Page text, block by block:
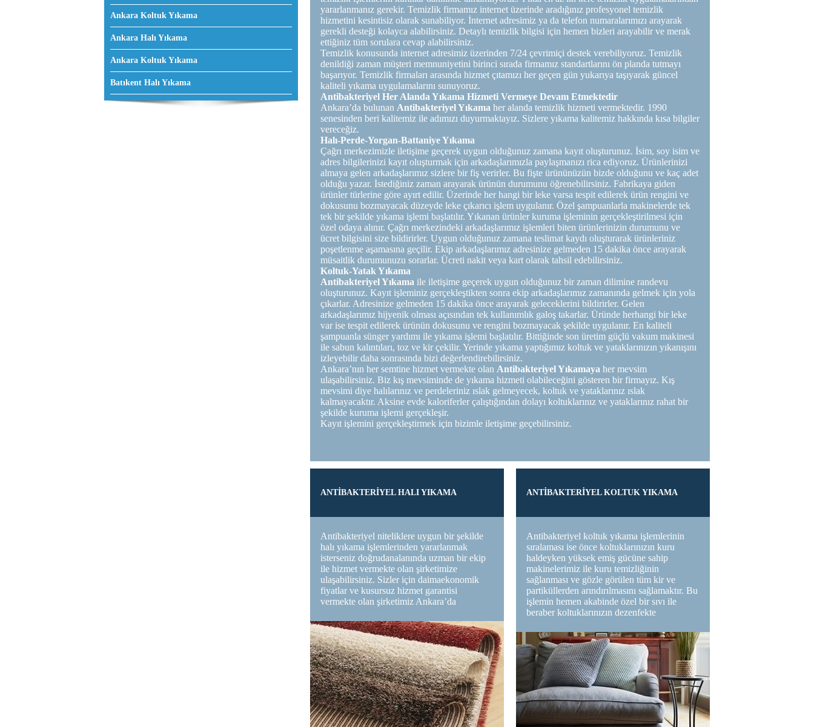
yararlanmanız gerekir. Temizlik firmamız internet üzerinde aradığınız profesyonel temizlik
hizmetini kesintisiz olarak sunabiliyor. İnternet adresimiz ya da telefon numaralarımızı arayarak
gerekli desteği kolayca alabilirsiniz. Detaylı temizlik bilgisi için hemen bizleri arayabilir ve merak
ettiğiniz tüm sorulara cevap alabilirsiniz.
Temizlik konusunda internet adresimiz üzerinden 7/24 çevrimiçi destek verebiliyoruz. Temizlik
denildiği zaman müşteri memnuniyetini birinci sırada firmamız standartlarını ön planda tutmayı
başarıyor. Temizlik firmaları arasında hizmet çıtamızı her geçen gün yukarıya taşıyarak güncel
kaliteli yıkama uygulamalarını sunuyoruz.
Antibakteriyel Her Alanda Yıkama Hizmeti Vermeye Devam Etmektedir
Ankara’da bulunan Antibakteriyel Yıkama her alanda temizlik hizmeti vermektedir. 1990
senesinden beri kalitemiz ile adımızı duyurmaktayız. Sizlere yıkama kalitemiz hakkında kısa bilgiler
vereceğiz.
Halı-Perde-Yorgan-Battaniye Yıkama
Çağrı merkezimizle iletişime geçerek uygun olduğunuz zamana kayıt oluşturunuz. İsim, soy isim ve
adres bilgilerinizi kayıt oluşturmak için arkadaşlarımızla paylaşmanızı rica ediyoruz. Ürünlerinizi
almaya gelen arkadaşlarımız sizlere bir fiş verirler. Bu fişte ürününüzün bizde olduğunu ve kaç adet
olduğu yazar. İstediğiniz zaman arayarak ürünün durumunu öğrenebilirsiniz. Fabrikaya giden
ürünler türlerine göre ayırt edilir. Üzerinde her hangi bir leke varsa tespit edilerek ürün rengini ve
dokusunu bozmayacak düzeyde leke çıkarıcı işlem uygulanır. Özel şampuanlarla makinelerde tek
tek bir şekilde yıkama işlemi başlatılır. Yıkanan ürünler kuruma işleminin gerçekleştirilmesi için
özel odaya alınır. Çağrı merkezindeki arkadaşlarımız işlemleri biten ürünlerinizin durumunu ve
ücret bilgisini size bildirirler. Uygun olduğunuz zamana teslimat kaydı oluşturarak ürünleriniz
poşetlenme aşamasına geçilir. Ekip arkadaşlarımız adresinize gelmeden 15 dakika önce arayarak
müsaitlik durumunuzu sorarlar. Ücreti nakit veya kart olarak tahsil edebilirsiniz.
Koltuk-Yatak Yıkama
Antibakteriyel Yıkama ile iletişime geçerek uygun olduğunuz bir zaman dilimine randevu
oluşturunuz. Kayıt işleminiz gerçekleştikten sonra ekip arkadaşlarımız zamanında gelmek için yola
çıkarlar. Adresinize gelmeden 15 dakika önce arayarak geleceklerini bildirirler. Gelen
arkadaşlarımız hijyenik olması açısından tek kullanımlık galoş takarlar. Üründe herhangi bir leke
var ise tespit edilerek ürünün dokusunu ve rengini bozmayacak şekilde uygulanır. En kaliteli
şampuanla sünger yardımı ile yıkama işlemi başlatılır. Bittiğinde son üretim güçlü vakum makinesi
ile sabun kalıntıları, toz ve kir çekilir. Yerinde yıkama yaptığımız koltuk ve yataklarınızın yıkanışını
izleyebilir daha sonrasında bizi değerlendirebilirsiniz.
Ankara’nın her semtine hizmet vermekte olan Antibakteriyel Yıkamaya her mevsim
ulaşabilirsiniz. Biz kış mevsiminde de yıkama hizmeti olabileceğini gösteren bir firmayız. Kış
mevsimi diye halılarınız ve perdeleriniz ıslak gelmeyecek, koltuk ve yataklarınız ıslak
kalmayacaktır. Aksine evde kaloriferler çalıştığından dolayı koltuklarınız ve yataklarınız rahat bir
şekilde kuruma işlemi gerçekleşir.
Kayıt işlemini gerçekleştirmek için bizimle iletişime geçebilirsiniz.
ANTİBAKTERİYEL HALI YIKAMA
Antibakteriyel niteliklere uygun bir şekilde
halı yıkama işlemlerinden yararlanmak
isterseniz doğrudanalanında uzman bir ekip
ile hizmet vermekte olan şirketimize
ulaşabilirsiniz. Sizler için daimaekonomik
fiyatlar ve kusursuz hizmet garantisi
vermekte olan şirketimiz Ankara’da
ANTİBAKTERİYEL KOLTUK YIKAMA
Antibakteriyel koltuk yıkama işlemlerinin
sıralaması ise önce koltuklarınızın kuru
haldeyken yüksek emiş gücüne sahip
makinelerimiz ile kuru temizliğinin
sağlanması ve gözle görülen tüm kir ve
partiküllerden arındırılmasını sağlamaktır. Bu
işlemin hemen akabinde özel bir sıvı ile
beraber koltuklarınızın dezenfekte
Ankara Koltuk Yıkama
Ankara Halı Yıkama
Ankara Koltuk Yıkama
Batıkent Halı Yıkama